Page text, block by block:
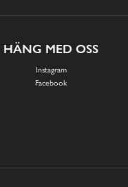
HÄNG MED OSS
Instagram
Facebook